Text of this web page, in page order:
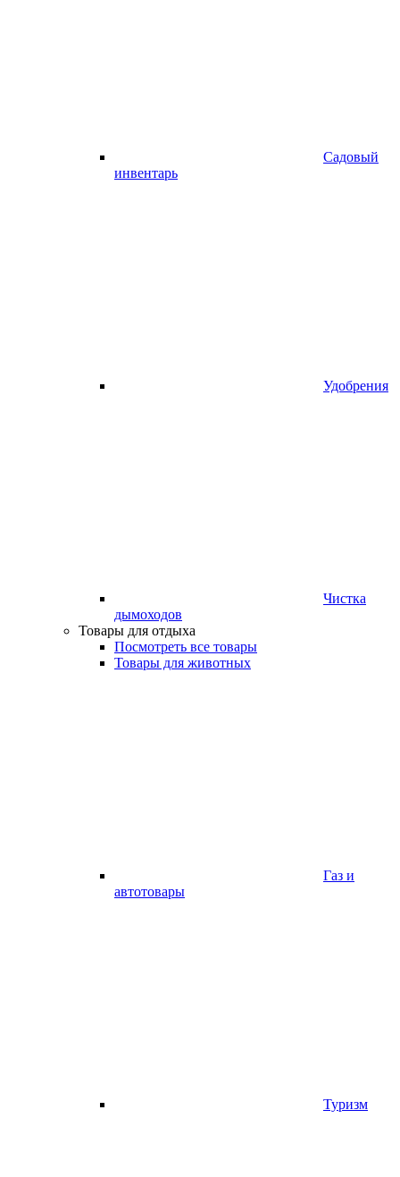
Садовый
инвентарь
Удобрения
Чистка
дымоходов
Товары для отдыха
Посмотреть все товары
Товары для животных
Газ и
автотовары
Туризм